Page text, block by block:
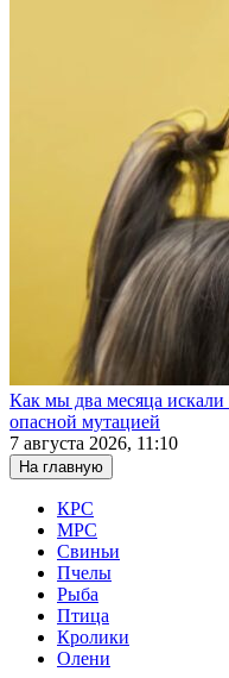
Как мы два месяца искали
опасной мутацией
7 августа 2026, 11:10
На главную
КРС
МРС
Свиньи
Пчелы
Рыба
Птица
Кролики
Олени